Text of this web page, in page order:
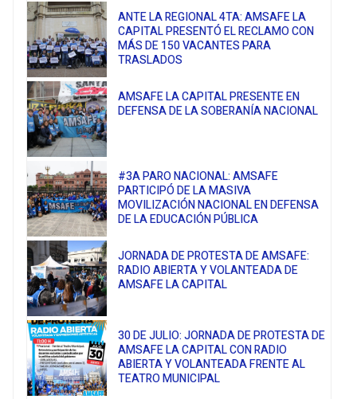
ANTE LA REGIONAL 4TA: AMSAFE LA
CAPITAL PRESENTÓ EL RECLAMO CON
MÁS DE 150 VACANTES PARA
TRASLADOS
AMSAFE LA CAPITAL PRESENTE EN
DEFENSA DE LA SOBERANÍA NACIONAL
#3A PARO NACIONAL: AMSAFE
PARTICIPÓ DE LA MASIVA
MOVILIZACIÓN NACIONAL EN DEFENSA
DE LA EDUCACIÓN PÚBLICA
JORNADA DE PROTESTA DE AMSAFE:
RADIO ABIERTA Y VOLANTEADA DE
AMSAFE LA CAPITAL
30 DE JULIO: JORNADA DE PROTESTA DE
AMSAFE LA CAPITAL CON RADIO
ABIERTA Y VOLANTEADA FRENTE AL
TEATRO MUNICIPAL